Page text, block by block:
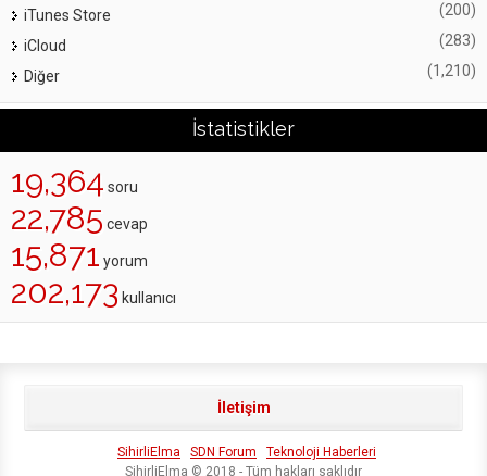
iTunes Store (200)
iCloud (283)
Diğer (1,210)
İstatistikler
19,364 soru
22,785 cevap
15,871 yorum
202,173 kullanıcı
İletişim
SihirliElma SDN Forum
Teknoloji Haberleri
SihirliElma © 2018 - Tüm hakları saklıdır